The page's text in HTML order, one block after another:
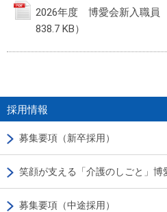
2026年度 博愛会新入職員
838.7 KB）
採用情報
募集要項（新卒採用）
笑顔が支える「介護のしごと」博
募集要項（中途採用）